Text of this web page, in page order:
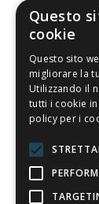
Termini di
Spedizione
Pagamenti
Resi
4,7/5
Eccellente
Questo
cookie
Questo sito
migliorare la
Utilizzando il
tutti i cookie
policy per i